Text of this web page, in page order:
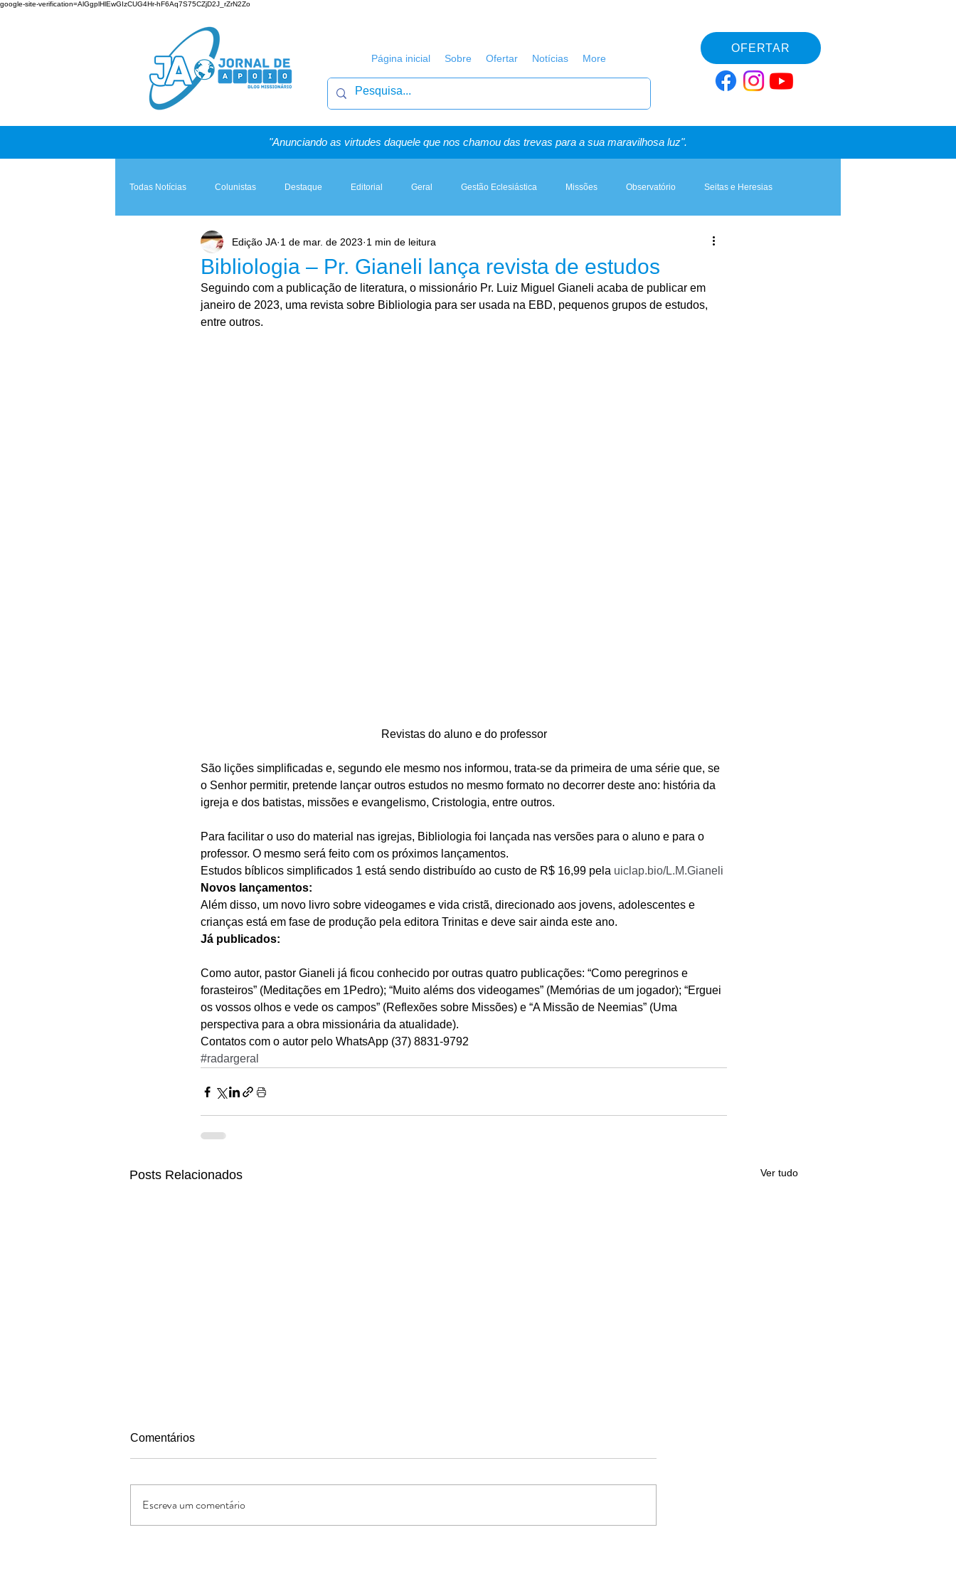
google-site-verification=AlGgplHlEwGIzCUG4Hr-hF6Aq7S75CZjD2J_rZrN2Zo
Página inicial Sobre Ofertar Notícias More
OFERTAR
"Anunciando as virtudes daquele que nos chamou das trevas para a sua maravilhosa luz".
Todas Notícias Colunistas Destaque Editorial Geral Gestão Eclesiástica Missões Observatório Seitas e Heresias
Teologia & Prática A Igreja e a Lei Artigos, Sermões & Esboços
Bibliologia – Pr. Gianeli lança revista de estudos
Edição JA 1 de mar. de 2023 1 min de leitura
Seguindo com a publicação de literatura, o missionário Pr. Luiz Miguel Gianeli acaba de publicar em
janeiro de 2023, uma revista sobre Bibliologia para ser usada na EBD, pequenos grupos de estudos,
entre outros.
Revistas do aluno e do professor
São lições simplificadas e, segundo ele mesmo nos informou, trata-se da primeira de uma série que, se
o Senhor permitir, pretende lançar outros estudos no mesmo formato no decorrer deste ano: história da
igreja e dos batistas, missões e evangelismo, Cristologia, entre outros.
Para facilitar o uso do material nas igrejas, Bibliologia foi lançada nas versões para o aluno e para o
professor. O mesmo será feito com os próximos lançamentos.
Estudos bíblicos simplificados 1 está sendo distribuído ao custo de R$ 16,99 pela uiclap.bio/L.M.Gianeli
Novos lançamentos:
Além disso, um novo livro sobre videogames e vida cristã, direcionado aos jovens, adolescentes e
crianças está em fase de produção pela editora Trinitas e deve sair ainda este ano.
Já publicados:
Como autor, pastor Gianeli já ficou conhecido por outras quatro publicações: “Como peregrinos e
forasteiros” (Meditações em 1Pedro); “Muito aléms dos videogames” (Memórias de um jogador); “Erguei
os vossos olhos e vede os campos” (Reflexões sobre Missões) e “A Missão de Neemias” (Uma
perspectiva para a obra missionária da atualidade).
Contatos com o autor pelo WhatsApp (37) 8831-9792
#radargeral
Posts Relacionados Ver tudo
Comentários
Escreva um comentário